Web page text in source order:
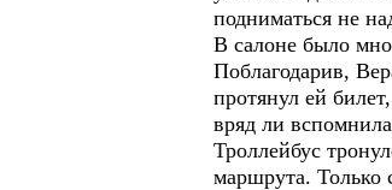
подниматься не
В салоне было
Поблагодарив,
протянул ей
вряд ли
Троллейбус
маршрута. Только